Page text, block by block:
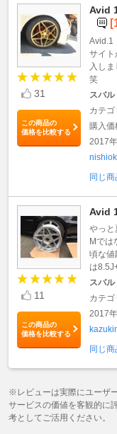
31
この商品の
価格を比較する
Avid
Avid.1
サイト
入し
笑
スバ
カテ
購入価
2017
同じ
11
この商品の
価格を比較する
Avid
やっと
Mでは
頃な値
は
スバ
カテ
2017
同じ
※レビューは実際にユーザ
サービスの価値を客観的に
考としてご活用ください。